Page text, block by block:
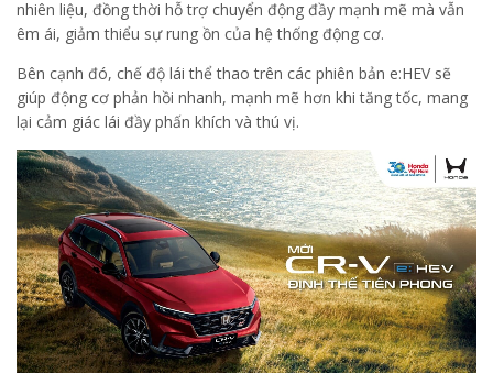
nhiên liệu, đồng thời hỗ trợ chuyển động đầy mạnh mẽ mà vẫn
êm ái, giảm thiểu sự rung ồn của hệ thống động cơ.
Bên cạnh đó, chế độ lái thể thao trên các phiên bản e:HEV sẽ
giúp động cơ phản hồi nhanh, mạnh mẽ hơn khi tăng tốc, mang
lại cảm giác lái đầy phấn khích và thú vị.